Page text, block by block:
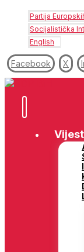
Partija
Socijalistička
English
Facebook X